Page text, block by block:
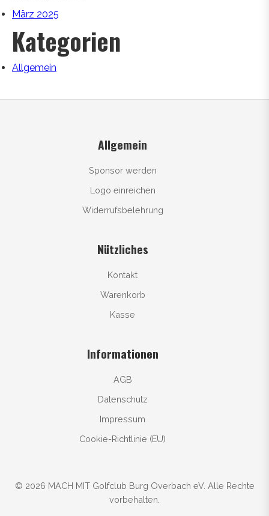
März 2025
Kategorien
Allgemein
Allgemein
Sponsor werden
Logo einreichen
Widerrufsbelehrung
Nützliches
Kontakt
Warenkorb
Kasse
Informationen
AGB
Datenschutz
Impressum
Cookie-Richtlinie (EU)
© 2026 MACH MIT Golfclub Burg Overbach eV. Alle Rechte
vorbehalten.